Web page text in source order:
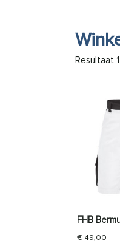
Resultaat
FHB
€ 49,00